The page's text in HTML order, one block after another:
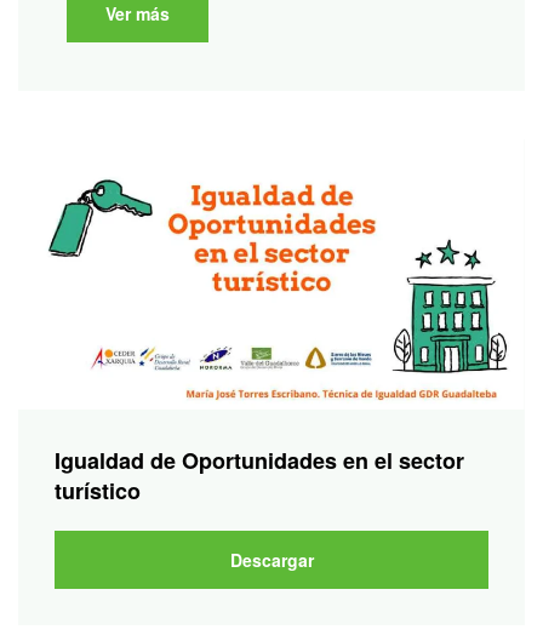
Ver más
Igualdad de Oportunidades en el sector
turístico
Descargar